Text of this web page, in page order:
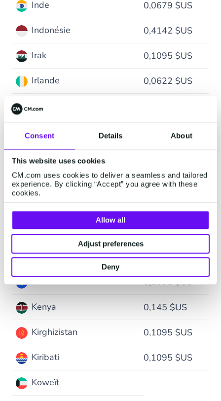
Consent Details About
This website uses cookies
CM.com uses cookies to deliver a seamless and tailored
experience. By clicking “Accept” you agree with these
cookies.
Allow all
Adjust preferences
Deny
Inde 0,0679 $US
Indonésie 0,4142 $US
Irak 0,1095 $US
Irlande 0,0622 $US
Islande
Israël 0,1095 $US
Italie
Jamaïque 0,1095 $US
Japon 0,0752 $US
Jersey 0,1095 $US
Jordanie 0,275 $US
Kazakhstan 0,1095 $US
Kenya 0,145 $US
Kirghizistan 0,1095 $US
Kiribati 0,1095 $US
Koweït